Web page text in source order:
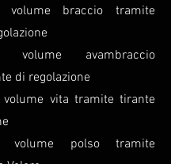
volume braccio tramite
volume avambraccio
di regolazione
volume vita tramite tirante
volume polso tramite